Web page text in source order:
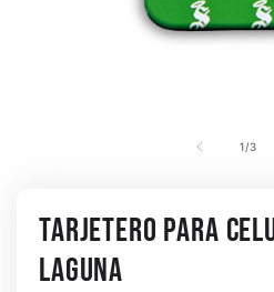
modal
1/de
3
TARJETERO PARA
LAGUNA